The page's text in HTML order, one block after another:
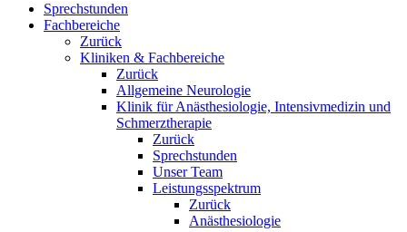
Sprechstunden
Fachbereiche
Zurück
Kliniken & Fachbereiche
Zurück
Allgemeine Neurologie
Klinik für Anästhesiologie, Intensivmedizin und
Schmerztherapie
Zurück
Sprechstunden
Unser Team
Leistungsspektrum
Zurück
Anästhesiologie